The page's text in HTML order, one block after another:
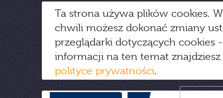
Ta strona używa plików cookies.
chwili możesz dokonać zmiany
przeglądarki dotyczących cookies
informacji na ten temat
polityce prywatności.